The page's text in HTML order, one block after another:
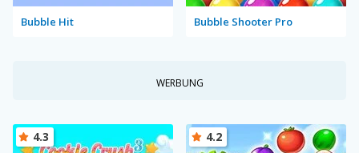
Bubble Hit Bubble Shooter Pro
WERBUNG
4.3 4.2